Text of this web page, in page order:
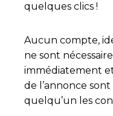
quelques clics !
Aucun compte,
ne sont
immédiatement
de l’annonce
quelqu’un les